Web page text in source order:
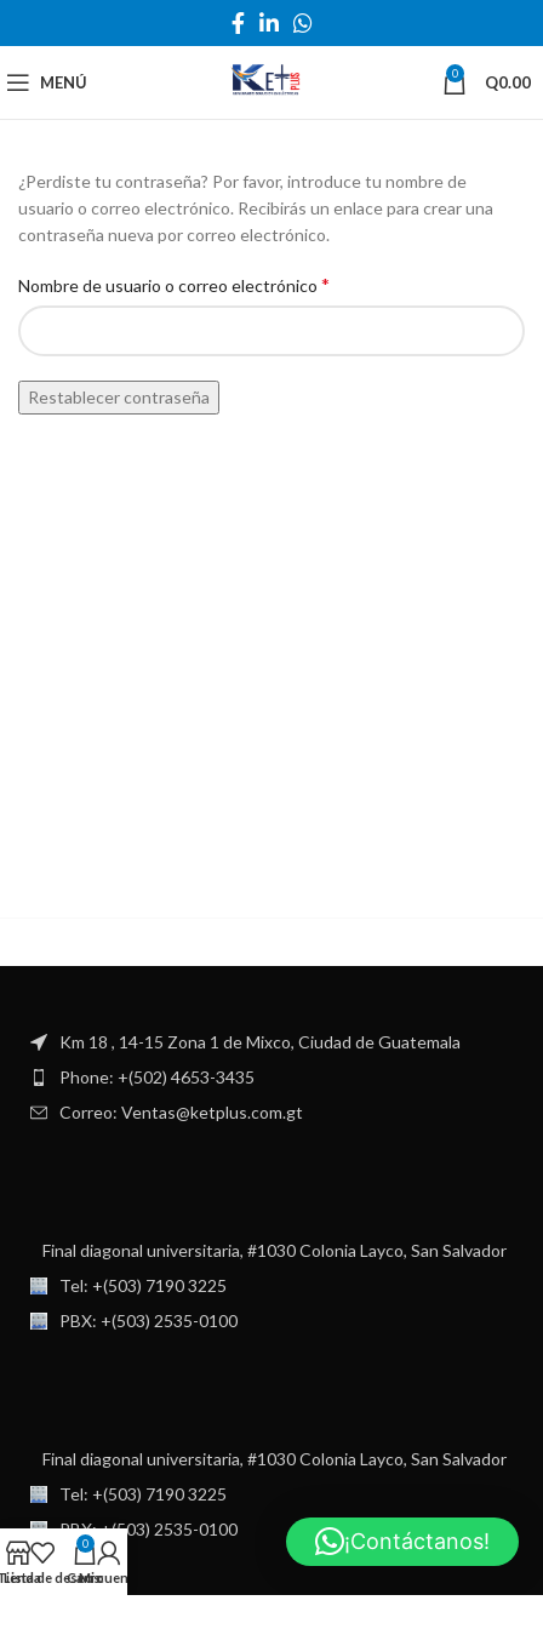
MENÚ 0 Q0.00
¿Perdiste tu contraseña? Por favor, introduce tu nombre de
usuario o correo electrónico. Recibirás un enlace para crear una
contraseña nueva por correo electrónico.
Nombre de usuario o correo electrónico *
Restablecer contraseña
Km 18 , 14-15 Zona 1 de Mixco, Ciudad de Guatemala
Phone: +(502) 4653-3435
Correo: Ventas@ketplus.com.gt
Final diagonal universitaria, #1030 Colonia Layco, San Salvador
Tel: +(503) 7190 3225
PBX: +(503) 2535-0100
Final diagonal universitaria, #1030 Colonia Layco, San Salvador
Tel: +(503) 7190 3225
PBX: +(503) 2535-0100
USEFUL LINKS
Lista de deseos
0
Carro
Mi cuenta
¡Contáctanos!